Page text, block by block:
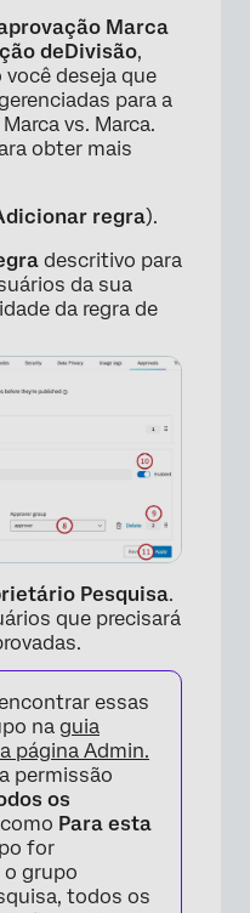
Marca
deDivisão,
deseja que
para a
vs. Marca.
obter mais
regra).
descritivo para
da sua
da regra de
Pesquisa.
que precisará
essas
na guia
página Admin.
permissão
os
Para esta
for
o grupo
todos os